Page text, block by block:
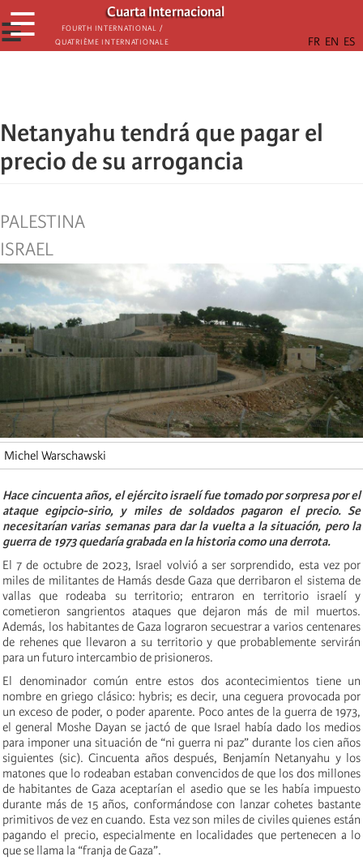
Skip
to
main
Cuarta Internacional
Fourth International /
Quatrième internationale
☰
☰
Netanyahu tendrá que pagar el
precio de su arrogancia
PALESTINA
ISRAEL
Michel Warschawski
Hace cincuenta años, el ejército israelí fue tomado por sorpresa por el
ataque egipcio-sirio, y miles de soldados pagaron el precio. Se
necesitarían varias semanas para dar la vuelta a la situación, pero la
guerra de 1973 quedaría grabada en la historia como una derrota.
El 7 de octubre de 2023, Israel volvió a ser sorprendido, esta vez por
miles de militantes de Hamás desde Gaza que derribaron el sistema de
vallas que rodeaba su territorio; entraron en territorio israelí y
cometieron sangrientos ataques que dejaron más de mil muertos.
Además, los habitantes de Gaza lograron secuestrar a varios centenares
de rehenes que llevaron a su territorio y que probablemente servirán
para un futuro intercambio de prisioneros.
El denominador común entre estos dos acontecimientos tiene un
nombre en griego clásico: hybris; es decir, una ceguera provocada por
un exceso de poder, o poder aparente. Poco antes de la guerra de 1973,
el general Moshe Dayan se jactó de que Israel había dado los medios
para imponer una situación de “ni guerra ni paz” durante los cien años
siguientes (sic). Cincuenta años después, Benjamín Netanyahu y los
matones que lo rodeaban estaban convencidos de que los dos millones
de habitantes de Gaza aceptarían el asedio que se les había impuesto
durante más de 15 años, conformándose con lanzar cohetes bastante
primitivos de vez en cuando. Esta vez son miles de civiles quienes están
pagando el precio, especialmente en localidades que pertenecen a lo
que se llama la “franja de Gaza”.